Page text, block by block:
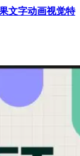
文字动画视觉特